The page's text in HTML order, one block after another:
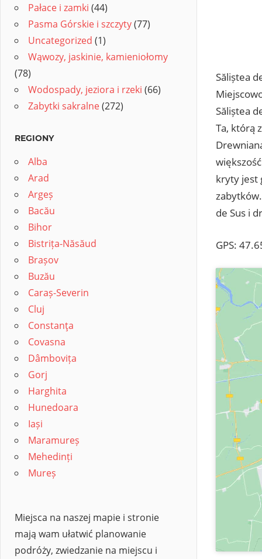
Săliștea
Săliștea
Ta, którą
kryty jest
de Sus i
GPS:
Pałace i zamki (44)
Pasma Górskie i szczyty(77)
Uncategorized (1)
Wąwozy, jaskinie, kamieniołomy
(78)
Wodospady, jeziora i rzeki (66)
Zabytki sakralne(272)
REGIONY
Alba
Arad
Argeș
Bacău
Bihor
Bistrița-Năsăud
Brașov
Buzău
Caraș-Severin
Cluj
Constanţa
Covasna
Dâmbovița
Gorj
Harghita
Hunedoara
Iași
Maramureș
Mehedinți
Mureș
Miejsca na naszej mapie i stronie
mają wam ułatwić planowanie
podróży, zwiedzanie na miejscu i